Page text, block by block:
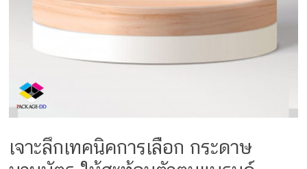
เจาะลึกเทคนิคการเลือก กระดาษ